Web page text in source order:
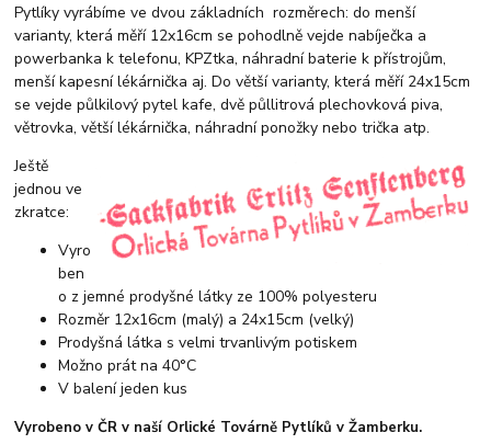
Pytlíky vyrábíme ve dvou základních rozměrech: do menší
varianty, která měří 12x16cm se pohodlně vejde nabíječka a
powerbanka k telefonu, KPZtka, náhradní baterie k přístrojům,
menší kapesní lékárnička aj. Do větší varianty, která měří 24x15cm
se vejde půlkilový pytel kafe, dvě půllitrová plechovková piva,
větrovka, větší lékárnička, náhradní ponožky nebo trička atp.
Ještě
jednou ve
zkratce:
Vyro
ben
o z jemné prodyšné látky ze 100% polyesteru
Rozměr 12x16cm (malý) a 24x15cm (velký)
Prodyšná látka s velmi trvanlivým potiskem
Možno prát na 40°C
V balení jeden kus
Vyrobeno v ČR v naší Orlické Továrně Pytlíků v Žamberku.